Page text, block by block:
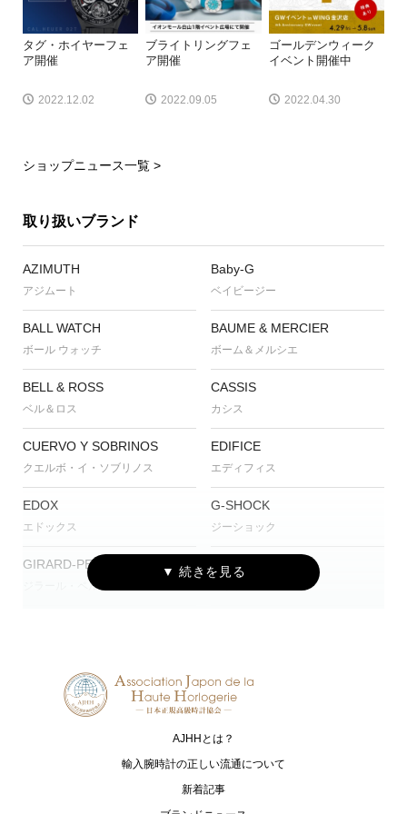
タグ・ホイヤーフェ
ア開催
2022.12.02
ブライトリングフェ
ア開催
2022.09.05
ゴールデンウィーク
イベント開催中
2022.04.30
ショップニュース一覧 >
取り扱いブランド
AZIMUTH
アジムート
Baby-G
ベイビージー
BALL WATCH
ボール ウォッチ
BAUME & MERCIER
ボーム＆メルシエ
BELL & ROSS
ベル＆ロス
CASSIS
カシス
CUERVO Y SOBRINOS
クエルボ・イ・ソブリノス
EDIFICE
エディフィス
EDOX
エドックス
G-SHOCK
ジーショック
GIRARD-PERREGAUX
ジラール・ペルゴ
Gorilla
HUBLOT IWC
アイ・ダブリュー・シー シャフハ
kieninger
キニンガー
AJHHとは？
輸入腕時計の正しい流通について
新着記事